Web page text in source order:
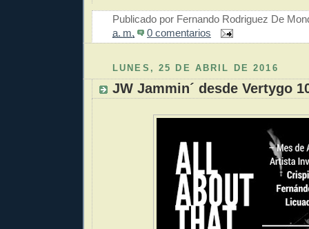
Publicado por Fernando Rodriguez De
a. m.
0 comentarios
LUNES, 25 DE ABRIL DE 2016
JW Jammin´ desde Vertygo